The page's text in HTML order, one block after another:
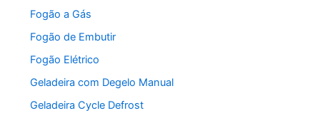
Fogão a Gás
Fogão de Embutir
Fogão Elétrico
Geladeira com Degelo Manual
Geladeira Cycle Defrost